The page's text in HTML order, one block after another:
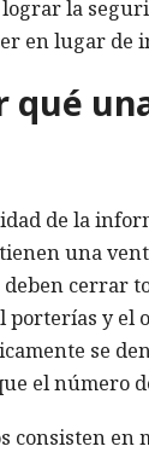
la
en lugar
de la
una
cerrar
y el
se
el número
en